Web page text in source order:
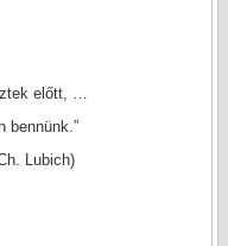
előtt, …
bennünk.”